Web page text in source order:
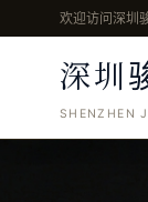
欢迎访问深圳
深圳
SHENZHEN